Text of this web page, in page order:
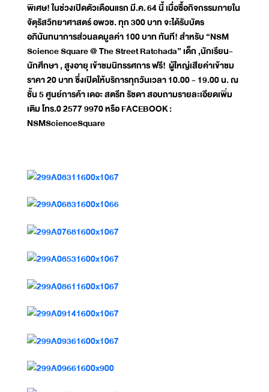
พิเศษ! ในช่วงเปิดตัวเดือนแรก มี.ค.64 นี้ เมื่อซื้อกิจกรรมภายใน
จัตุรัสวิทยาศาสตร์ อพวช. ทุก 300 บาท จะได้รับบัตร
อภินันทนาการส่วนลดมูลค่า 100 บาท ทันที! สำหรับ “NSM
Science Square @ The Street Ratchada” เด็ก ,นักเรียน-
นักศึกษา , สูงอายุ เข้าชมนิทรรศการ ฟรี! ผู้ใหญ่เสียค่าเข้าชม
ราคา 20 บาท ซึ่งเปิดให้บริการทุกวันเวลา 10.00 - 19.00 น. ณ
ชั้น 5 ศูนย์การค้า เดอะ สตรีท รัชดา สอบถามรายละเอียดเพิ่ม
เติม โทร.0 2577 9970 หรือ FACEBOOK :
NSMScienceSquare